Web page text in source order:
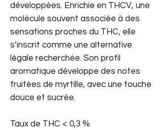
développées. Enrichie en THCV, une
molécule souvent associée à des
sensations proches du THC, elle
s’inscrit comme une alternative
légale recherchée. Son profil
aromatique développe des notes
fruitées de myrtille, avec une touche
douce et sucrée.
Taux de THC < 0,3 %